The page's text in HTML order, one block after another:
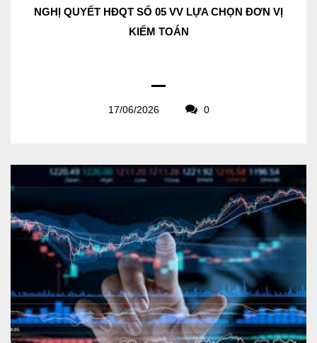
NGHỊ QUYẾT HĐQT SỐ 05 VV LỰA CHỌN ĐƠN VỊ
KIỂM TOÁN
17/06/2026 0